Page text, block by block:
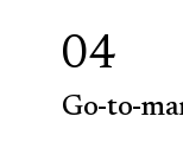
04
Go-to-